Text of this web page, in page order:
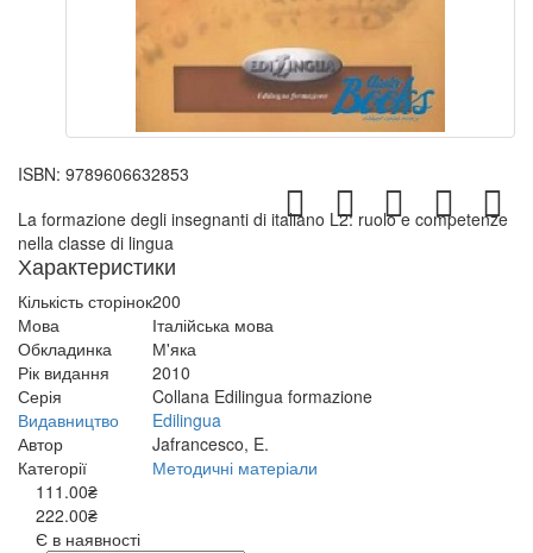
ISBN: 9789606632853
La formazione degli insegnanti di italiano L2: ruolo e competenze
nella classe di lingua
Характеристики
Кількість сторінок200
Мова
Італійська мова
Обкладинка
М'яка
Рік видання
2010
Серія
Collana Edilingua formazione
Видавництво
Edilingua
Автор
Jafrancesco, E.
Категорії
Методичні матеріали
111.00₴
222.00₴
Є в наявності